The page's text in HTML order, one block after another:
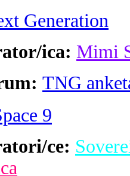
Generation
ica: Mimi
TNG
9
ce: